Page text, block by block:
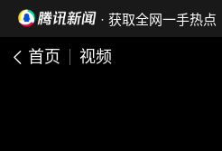
· 获取全网一手热点
首页 视频